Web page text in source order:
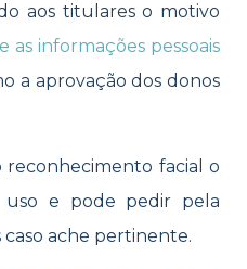
aos titulares o motivo
as informações pessoais
a aprovação dos donos
reconhecimento facial o
e pode pedir pela
ache pertinente.